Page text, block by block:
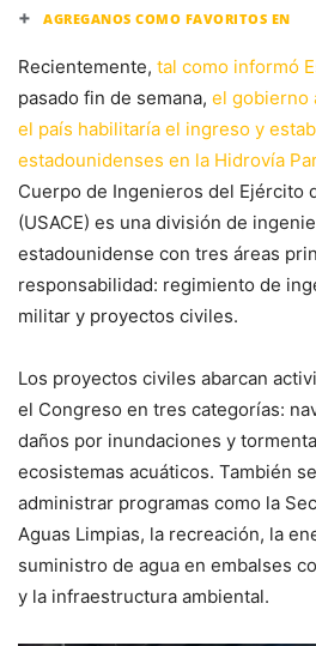
+ AGREGANOS COMO FAVORITOS EN
Recientemente, tal como informó
pasado fin de semana, el gobierno
el país habilitaría el ingreso y
estadounidenses en la Hidrovía
Cuerpo de Ingenieros del Ejército
(USACE) es una división de
estadounidense con tres áreas
responsabilidad: regimiento de
militar y proyectos civiles.
Los proyectos civiles abarcan
el Congreso en tres categorías:
daños por inundaciones y
ecosistemas acuáticos. También
administrar programas como la
Aguas Limpias, la recreación, la
suministro de agua en embalses
y la infraestructura ambiental.